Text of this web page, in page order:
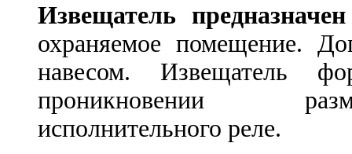
Извещатель предназначен
охраняемое помещение.
навесом. Извещатель
проникновении
исполнительного реле.